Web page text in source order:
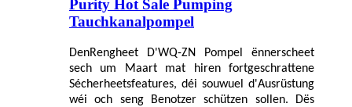
Purity Hot Sale Pumping
Tauchkanalpompel
DenRengheet
D'WQ-ZN Pompel ënnerscheet
sech um Maart mat hiren fortgeschrattene
Sécherheetsfeatures, déi souwuel d'Ausrüstung
wéi och seng Benotzer schützen sollen. Dës